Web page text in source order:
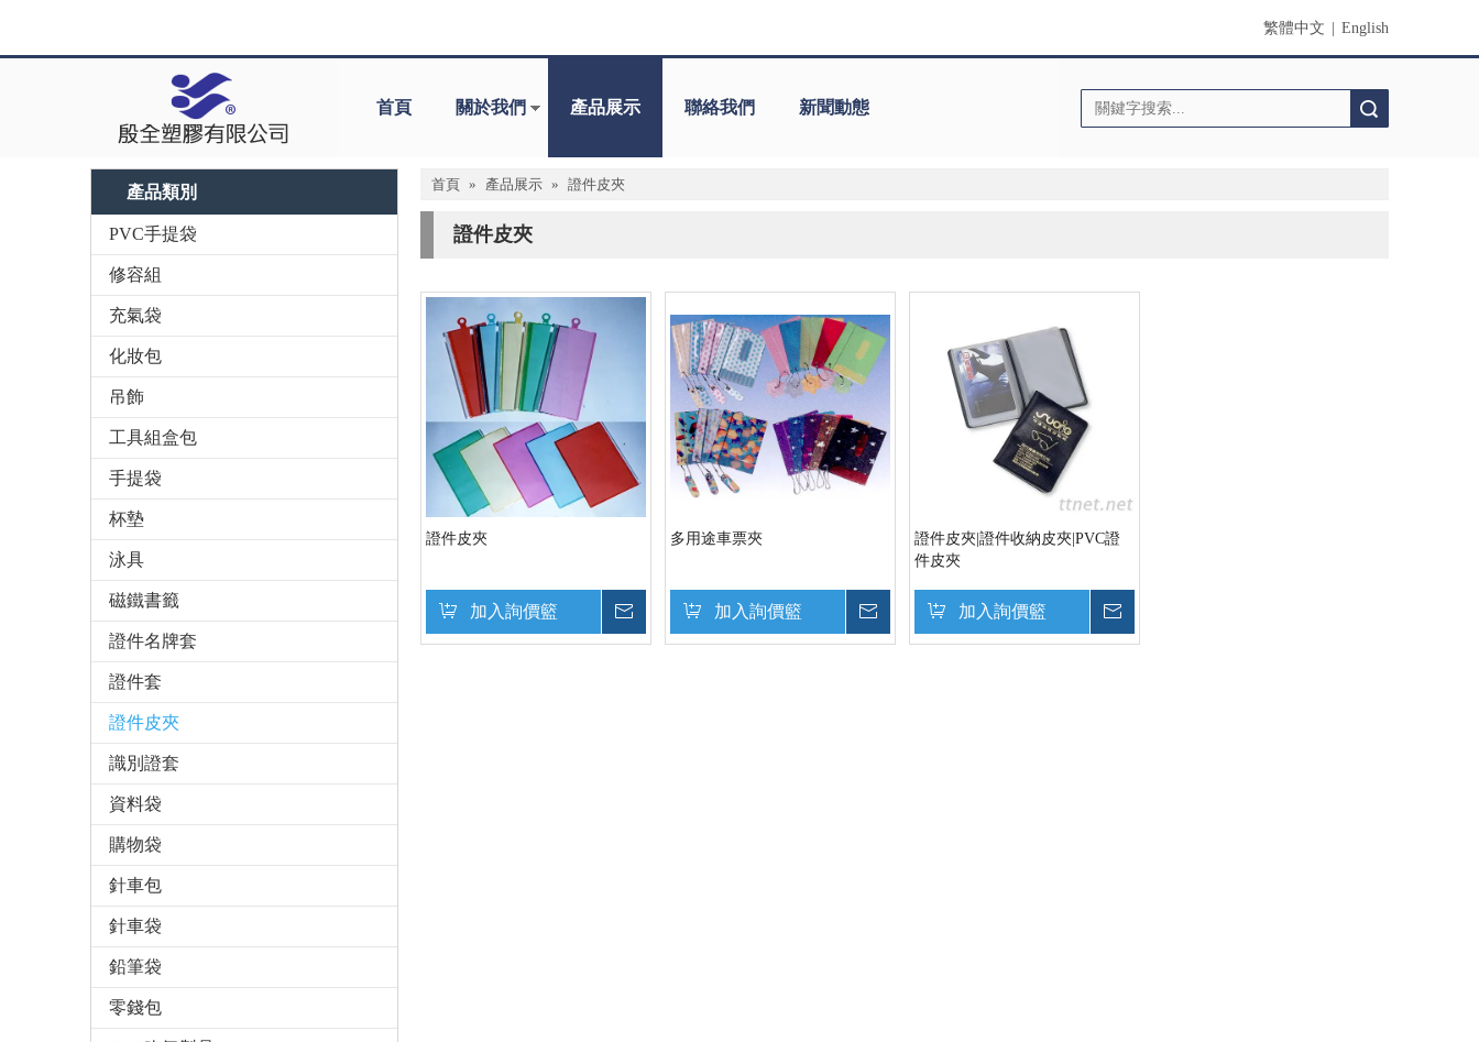
繁體中文 English
首頁 關於我們 產品展示 聯絡我們 新聞動態
產品類別
PVC手提袋
修容組
充氣袋
化妝包
吊飾
工具組盒包
手提袋
杯墊
泳具
磁鐵書籤
證件名牌套
證件套
證件皮夾
識別證套
資料袋
購物袋
針車包
針車袋
鉛筆袋
零錢包
首頁 » 產品展示 » 證件皮夾
證件皮夾
證件皮夾
加入詢價籃
多用途車票夾
加入詢價籃
證件皮夾|證件收納皮夾|PVC證
件皮夾
加入詢價籃